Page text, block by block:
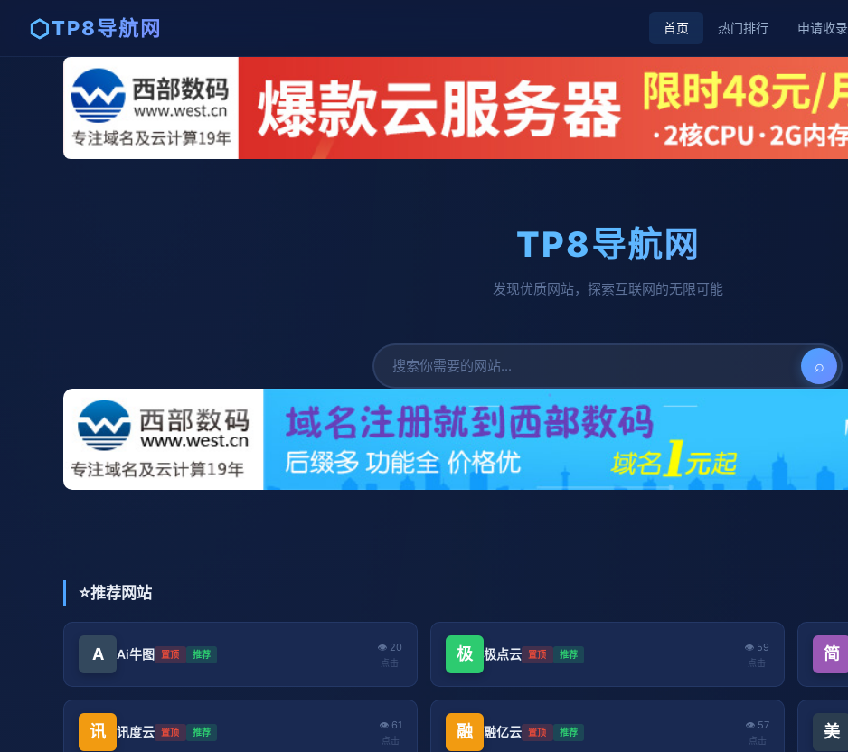
⬡TP8导航网 首页 热门排行 申请收录
TP8导航网
发现优质网站，探索互联网的无限可能
⌕
⭐推荐网站
A Ai牛图 置顶 推荐
👁 20
点击 极 极点云 置顶 推荐
👁 59
点击 简
讯 讯度云 置顶 推荐
👁 61
点击 融 融亿云 置顶 推荐
👁 57
点击 美